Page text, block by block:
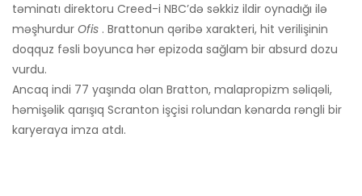
təminatı direktoru Creed-i NBC’də səkkiz ildir oynadığı ilə
məşhurdur Ofis . Brattonun qəribə xarakteri, hit verilişinin
doqquz fəsli boyunca hər epizoda sağlam bir absurd dozu
vurdu.
Ancaq indi 77 yaşında olan Bratton, malapropizm səliqəli,
həmişəlik qarışıq Scranton işçisi rolundan kənarda rəngli bir
karyeraya imza atdı.